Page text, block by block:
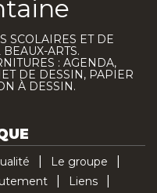
SCOLAIRES ET DE
ARTS.
: AGENDA,
DE DESSIN, PAPIER
À DESSIN.
Le groupe
Liens